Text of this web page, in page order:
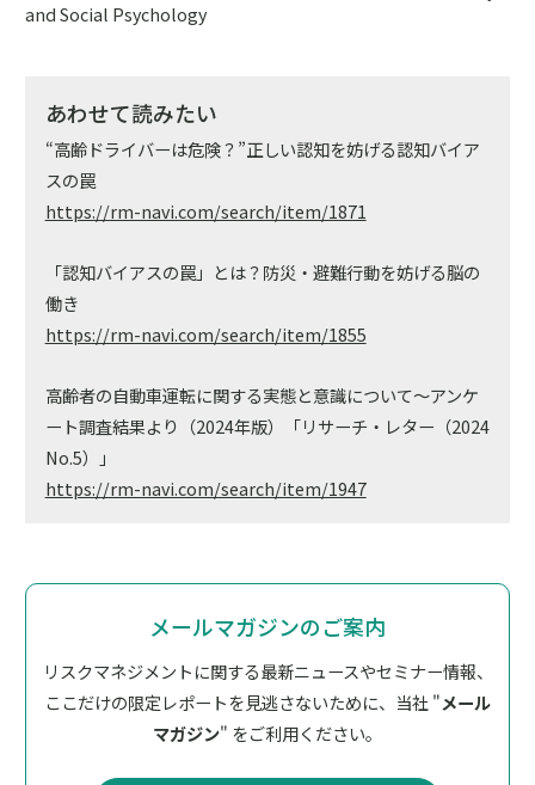
and Social Psychology
あわせて読みたい
“高齢ドライバーは危険？”正しい認知を妨げる認知バイア
スの罠
https://rm-navi.com/search/item/1871
「認知バイアスの罠」とは？防災・避難行動を妨げる脳の
働き
https://rm-navi.com/search/item/1855
高齢者の自動車運転に関する実態と意識について～アンケ
ート調査結果より（2024年版）「リサーチ・レター（2024
No.5）」
https://rm-navi.com/search/item/1947
メールマガジンのご案内
リスクマネジメントに関する最新ニュースやセミナー情報、
ここだけの限定レポートを見逃さないために、 当社 "メール
マガジン" をご利用ください。